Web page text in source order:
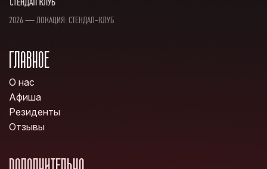
2026 — ЛОКАЦИЯ: СТЕНДАП-КЛУБ
ГЛАВНОЕ
О нас
Афиша
Резиденты
Отзывы